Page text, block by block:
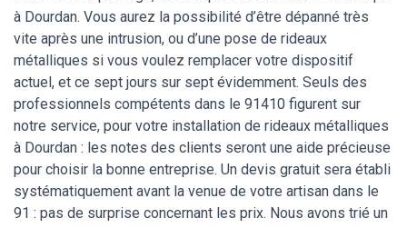
à Dourdan. Vous aurez la possibilité d’être dépanné très
vite après une intrusion, ou d’une pose de rideaux
métalliques si vous voulez remplacer votre dispositif
actuel, et ce sept jours sur sept évidemment. Seuls des
professionnels compétents dans le 91410 figurent sur
notre service, pour votre installation de rideaux métalliques
à Dourdan : les notes des clients seront une aide précieuse
pour choisir la bonne entreprise. Un devis gratuit sera établi
systématiquement avant la venue de votre artisan dans le
91 : pas de surprise concernant les prix. Nous avons trié un